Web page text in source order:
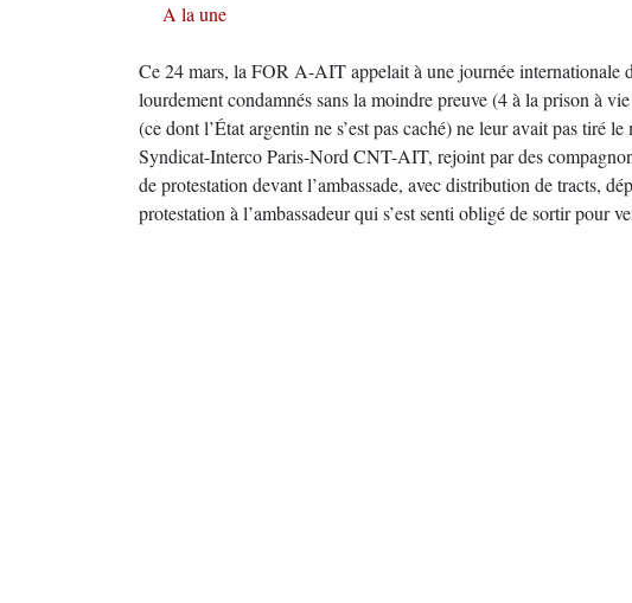
A la une
Ce 24 mars, la FOR A-AIT appelait à une journée internationale
lourdement condamnés sans la moindre preuve (4 à la prison à
(ce dont l’État argentin ne s’est pas caché) ne leur avait pas tiré
Syndicat-Interco Paris-Nord CNT-AIT, rejoint par des
de protestation devant l’ambassade, avec distribution de tracts,
protestation à l’ambassadeur qui s’est senti obligé de sortir pour